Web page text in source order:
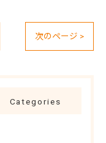
次のページ >
Categories